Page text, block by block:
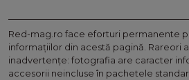
Red-mag.ro face eforturi permanente
informaţiilor din acestă pagină. Rareori
inadvertenţe: fotografia are caracter
accesorii neincluse în pachetele